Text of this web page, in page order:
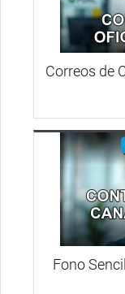
Correos de
Fono